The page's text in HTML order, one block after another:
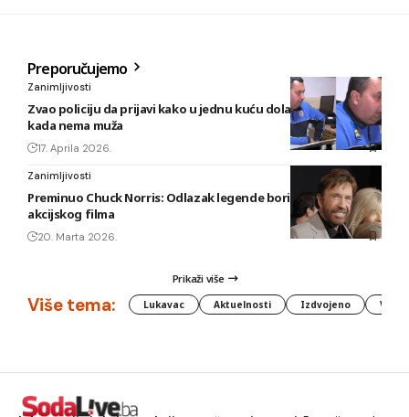
Preporučujemo
Zanimljivosti
Zvao policiju da prijavi kako u jednu kuću dolazi ljubavnik
kada nema muža
17. Aprila 2026.
Zanimljivosti
Preminuo Chuck Norris: Odlazak legende borilačkih vještina i
akcijskog filma
20. Marta 2026.
Prikaži više
Više tema: Lukavac Aktuelnosti Izdvojeno